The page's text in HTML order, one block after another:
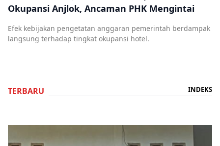
Okupansi Anjlok, Ancaman PHK Mengintai
Efek kebijakan pengetatan anggaran pemerintah berdampak
langsung terhadap tingkat okupansi hotel.
TERBARU INDEKS